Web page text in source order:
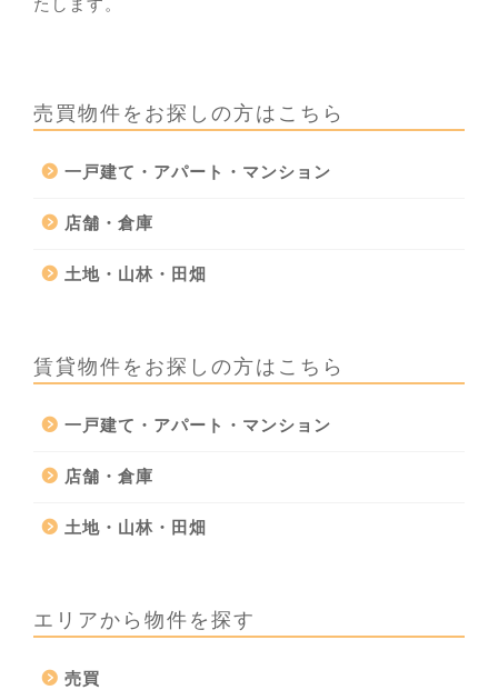
たします。
売買物件をお探しの方はこちら
一戸建て・アパート・マンション
店舗・倉庫
土地・山林・田畑
賃貸物件をお探しの方はこちら
一戸建て・アパート・マンション
店舗・倉庫
土地・山林・田畑
エリアから物件を探す
売買